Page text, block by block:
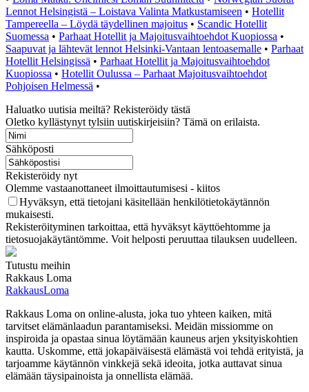
Lennot Helsingistä – Loistava Valinta Matkustamiseen • Hotellit
Tampereella – Löydä täydellinen majoitus • Scandic Hotellit
Suomessa • Parhaat Hotellit ja Majoitusvaihtoehdot Kuopiossa •
Saapuvat ja lähtevät lennot Helsinki-Vantaan lentoasemalle • Parhaat
Hotellit Helsingissä • Parhaat Hotellit ja Majoitusvaihtoehdot
Kuopiossa • Hotellit Oulussa – Parhaat Majoitusvaihtoehdot
Pohjoisen Helmessä •
Haluatko uutisia meiltä? Rekisteröidy tästä
Oletko kyllästynyt tylsiin uutiskirjeisiin? Tämä on erilaista.
Sähköposti
Rekisteröidy nyt
Olemme vastaanottaneet ilmoittautumisesi - kiitos
Hyväksyn, että tietojani käsitellään henkilötietokäytännön
mukaisesti.
Rekisteröityminen tarkoittaa, että hyväksyt käyttöehtomme ja
tietosuojakäytäntömme. Voit helposti peruuttaa tilauksen uudelleen.
Tutustu meihin
Rakkaus Loma
RakkausLoma
Rakkaus Loma on online-alusta, joka tuo yhteen kaiken, mitä
tarvitset elämänlaadun parantamiseksi. Meidän missiomme on
inspiroida ja opastaa sinua löytämään kauneus arjen yksityiskohtien
kautta. Uskomme, että jokapäiväisestä elämästä voi tehdä erityistä, ja
tarjoamme käytännön vinkkejä sekä ideoita, jotka auttavat sinua
elämään täysipainoista ja onnellista elämää.